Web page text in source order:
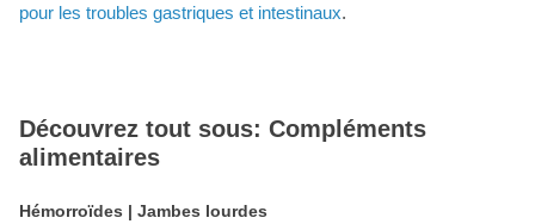
pour les troubles gastriques et intestinaux.
Découvrez tout sous: Compléments
alimentaires
Hémorroïdes | Jambes lourdes